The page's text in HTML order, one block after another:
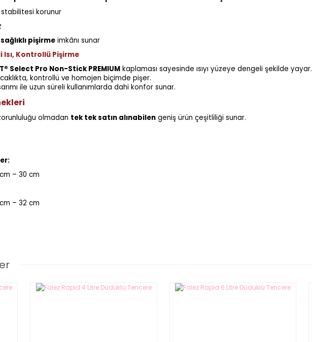
stabilitesi korunur
pişirme imkânı sunar
Isı, Kontrollü Pişirme
Select Pro Non-Stick PREMIUM kaplaması sayesinde ısıyı yüzeye dengeli şekilde yayar.
kontrollü ve homojen biçimde pişer.
ile uzun süreli kullanımlarda dahi konfor sunar.
olmadan tek tek satın alınabilen geniş ürün çeşitliliği sunar.
– 30 cm
– 32 cm